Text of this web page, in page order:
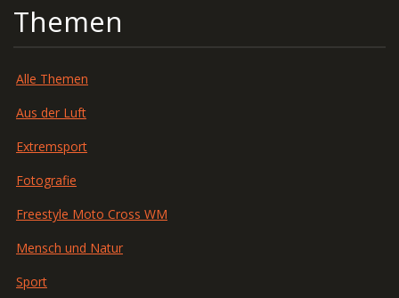
Themen
Alle Themen
Aus der Luft
Extremsport
Fotografie
Freestyle Moto Cross WM
Mensch und Natur
Sport